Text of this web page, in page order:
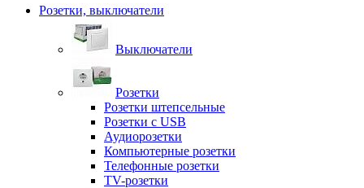
Розетки, выключатели
Выключатели
Розетки
Розетки штепсельные
Розетки с USB
Аудиорозетки
Компьютерные розетки
Телефонные розетки
TV-розетки